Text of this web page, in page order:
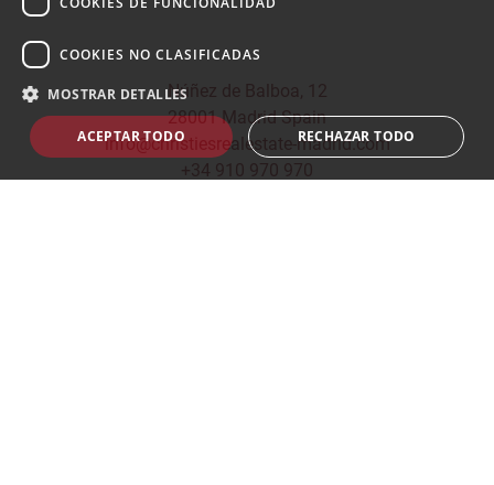
Núñez de Balboa, 12
28001 Madrid Spain
info@christiesrealestate-madrid.com
+34 910 970 970
COOKIES NO CLASIFICADAS
MOSTRAR DETALLES
ACEPTAR TODO RECHAZAR TODO